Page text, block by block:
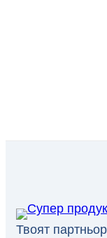
Твоят